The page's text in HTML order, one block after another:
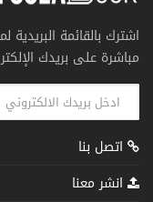
اشترك بالقائمة
مباشرة على بريدك
اتصل بنا
انشر معنا